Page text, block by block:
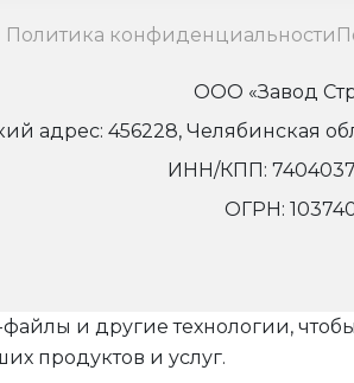
Политика конфиденциальности
ООО «Завод
адрес: 456228, Челябинская
ИНН/КПП:
ОГРН:
файлы и другие технологии,
продуктов и услуг.